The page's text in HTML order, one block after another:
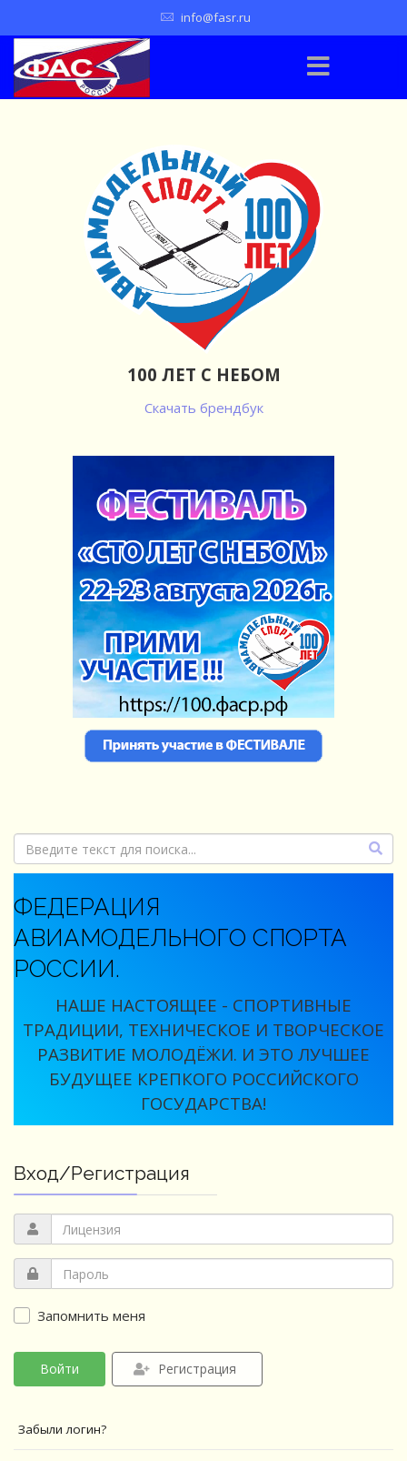
info@fasr.ru
100 ЛЕТ С НЕБОМ
Скачать брендбук
ФЕДЕРАЦИЯ
АВИАМОДЕЛЬНОГО СПОРТА
РОССИИ.
НАШЕ НАСТОЯЩЕЕ - СПОРТИВНЫЕ
ТРАДИЦИИ, ТЕХНИЧЕСКОЕ И ТВОРЧЕСКОЕ
РАЗВИТИЕ МОЛОДЁЖИ. И ЭТО ЛУЧШЕЕ
БУДУЩЕЕ КРЕПКОГО РОССИЙСКОГО
ГОСУДАРСТВА!
Вход/Регистрация
Запомнить меня
Войти Регистрация
Забыли логин?